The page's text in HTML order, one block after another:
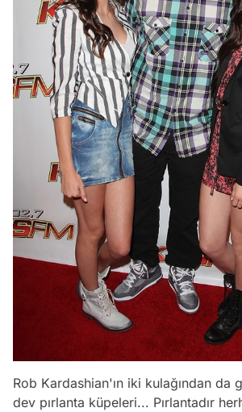
Rob Kardashian'ın iki kulağından da
dev pırlanta küpeleri... Pırlantadır